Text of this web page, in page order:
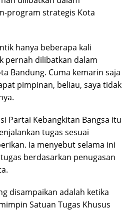
program strategis Kota
hanya beberapa kali
pernah dilibatkan dalam
Bandung. Cuma kemarin saja
pimpinan, beliau, saya tidak
Partai Kebangkitan Bangsa itu
tugas sesuai
Ia menyebut selama ini
berdasarkan penugasan
disampaikan adalah ketika
Satuan Tugas Khusus